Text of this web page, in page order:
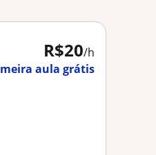
R$20/h
aula grátis